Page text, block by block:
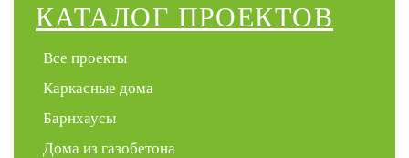
КАТАЛОГ ПРОЕКТОВ
Все проекты
Каркасные дома
Барнхаусы
Дома из газобетона